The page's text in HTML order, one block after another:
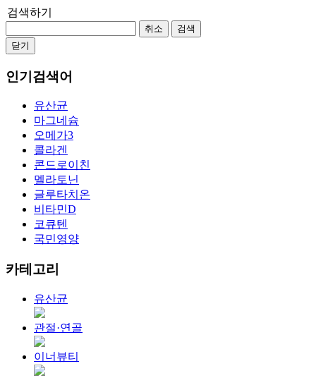
검색하기
취소
검색
닫기
인기검색어
유산균
마그네슘
오메가3
콜라겐
콘드로이친
멜라토닌
글루타치온
비타민D
코큐텐
국민영양
카테고리
유산균
관절·연골
이너뷰티